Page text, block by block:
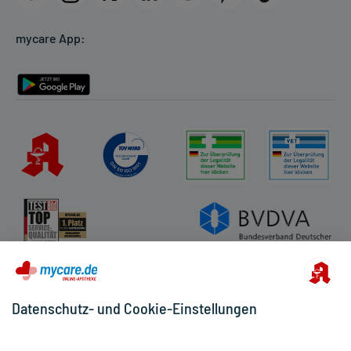
Rückgabe/Widerruf
mycare App:
Datenschutz- und Cookie-Einstellungen